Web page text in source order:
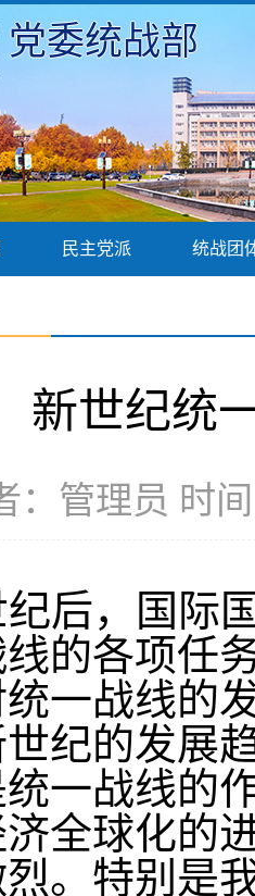
党委统战部
民主党派 统战团
新世纪统
：管理员 时
后，国际
的各项任
一战线的
纪的发展
一战线的
全球化的
。特别是